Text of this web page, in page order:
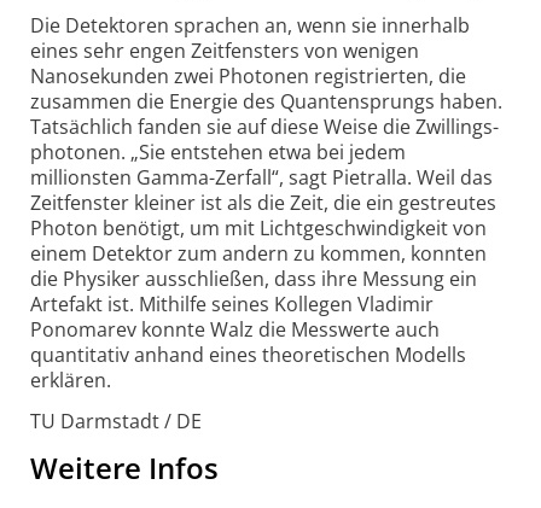
Die Detektoren sprachen an, wenn sie innerhalb
eines sehr engen Zeitfensters von wenigen
Nanosekunden zwei Photonen registrierten, die
zusammen die Energie des Quanten­sprungs haben.
Tatsächlich fanden sie auf diese Weise die Zwillings­
photonen. „Sie entstehen etwa bei jedem
millionsten Gamma-Zerfall“, sagt Pietralla. Weil das
Zeitfenster kleiner ist als die Zeit, die ein gestreutes
Photon benötigt, um mit Licht­geschwindigkeit von
einem Detektor zum andern zu kommen, konnten
die Physiker ausschließen, dass ihre Messung ein
Artefakt ist. Mithilfe seines Kollegen Vladimir
Ponomarev konnte Walz die Messwerte auch
quantitativ anhand eines theoretischen Modells
erklären.
TU Darmstadt / DE
Weitere Infos